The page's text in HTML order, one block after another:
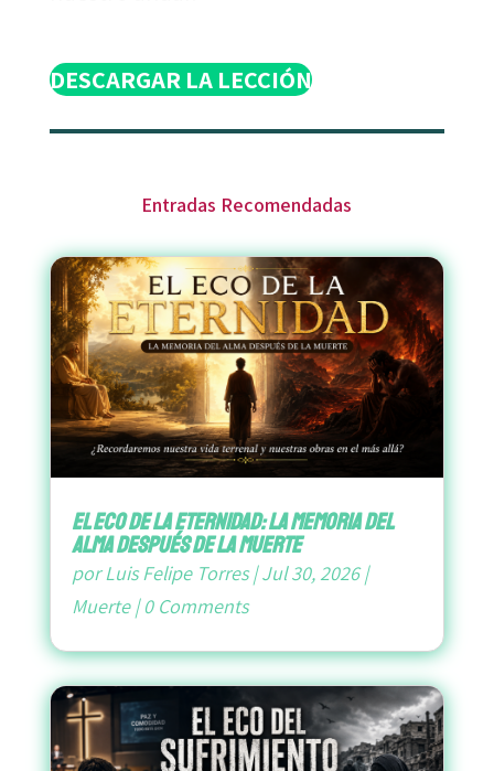
DESCARGAR LA LECCIÓN
Entradas Recomendadas
El Eco de la Eternidad: La Memoria del
Alma después de la Muerte
porLuis Felipe Torres|Jul 30, 2026|
Muerte|0 Comments